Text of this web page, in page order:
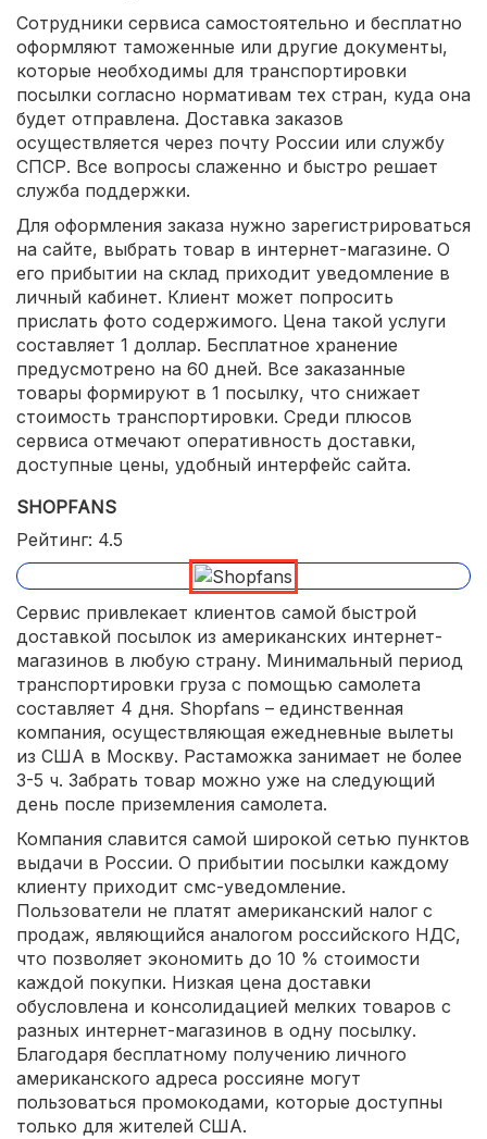
Сотрудники сервиса самостоятельно и бесплатно
оформляют таможенные или другие документы,
которые необходимы для транспортировки
посылки согласно нормативам тех стран, куда она
будет отправлена. Доставка заказов
осуществляется через почту России или службу
СПСР. Все вопросы слаженно и быстро решает
служба поддержки.
Для оформления заказа нужно зарегистрироваться
на сайте, выбрать товар в интернет-магазине. О
его прибытии на склад приходит уведомление в
личный кабинет. Клиент может попросить
прислать фото содержимого. Цена такой услуги
составляет 1 доллар. Бесплатное хранение
предусмотрено на 60 дней. Все заказанные
товары формируют в 1 посылку, что снижает
стоимость транспортировки. Среди плюсов
сервиса отмечают оперативность доставки,
доступные цены, удобный интерфейс сайта.
SHOPFANS
Рейтинг: 4.5
Сервис привлекает клиентов самой быстрой
доставкой посылок из американских интернет-
магазинов в любую страну. Минимальный период
транспортировки груза с помощью самолета
составляет 4 дня. Shopfans – единственная
компания, осуществляющая ежедневные вылеты
из США в Москву. Растаможка занимает не более
3-5 ч. Забрать товар можно уже на следующий
день после приземления самолета.
Компания славится самой широкой сетью пунктов
выдачи в России. О прибытии посылки каждому
клиенту приходит смс-уведомление.
Пользователи не платят американский налог с
продаж, являющийся аналогом российского НДС,
что позволяет экономить до 10 % стоимости
каждой покупки. Низкая цена доставки
обусловлена и консолидацией мелких товаров с
разных интернет-магазинов в одну посылку.
Благодаря бесплатному получению личного
американского адреса россияне могут
пользоваться промокодами, которые доступны
только для жителей США.